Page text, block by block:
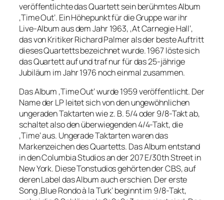
veröffentlichte das Quartett sein berühmtes Album
‚Time Out‘. Ein Höhepunkt für die Gruppe war ihr
Live-Album aus dem Jahr 1963, ‚At Carnegie Hall‘,
das von Kritiker Richard Palmer als der beste Auftritt
dieses Quartetts bezeichnet wurde. 1967 löste sich
das Quartett auf und traf nur für das 25-jährige
Jubiläum im Jahr 1976 noch einmal zusammen.
Das Album ‚Time Out‘ wurde 1959 veröffentlicht. Der
Name der LP leitet sich von den ungewöhnlichen
ungeraden Taktarten wie z. B. 5/4 oder 9/8-Takt ab,
schaltet also den überwiegenden 4/4-Takt, die
‚Time‘ aus. Ungerade Taktarten waren das
Markenzeichen des Quartetts. Das Album entstand
in den Columbia Studios an der 207 E/30th Street in
New York. Diese Tonstudios gehörten der CBS, auf
deren Label das Album auch erschien. Der erste
Song ‚Blue Rondo à la Turk‘ beginnt im 9/8-Takt,